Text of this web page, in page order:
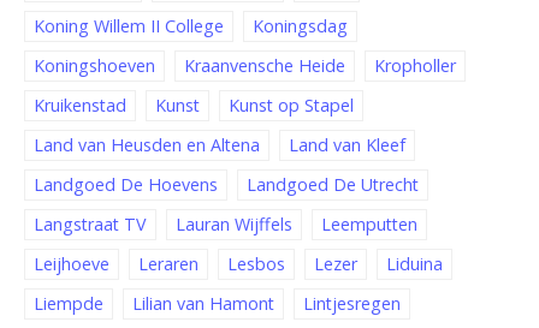
Koning Willem II College
Koningsdag
Koningshoeven
Kraanvensche Heide
Kropholler
Kruikenstad
Kunst
Kunst op Stapel
Land van Heusden en Altena
Land van Kleef
Landgoed De Hoevens
Landgoed De Utrecht
Langstraat TV
Lauran Wijffels
Leemputten
Leijhoeve
Leraren Lesbos Lezer
Liduina
Liempde
Lilian van Hamont Lintjesregen